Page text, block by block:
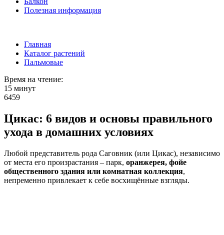
Полезная информация
Главная
Каталог растений
Пальмовые
Время на чтение:
15 минут
6459
Цикас: 6 видов и основы правильного
ухода в домашних условиях
Любой представитель рода Саговник (или Цикас), независимо
от места его произрастания – парк, оранжерея, фойе
общественного здания или комнатная коллекция,
непременно привлекает к себе восхищённые взгляды.